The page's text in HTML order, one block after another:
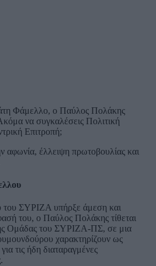
Φάμελλο, ο Παύλος Πολάκης
να συγκαλέσεις Πολιτική
Επιτροπή;
αφωνία, έλλειψη πρωτοβουλίας και
του ΣΥΡΙΖΑ υπήρξε άμεση και
του, ο Παύλος Πολάκης τίθεται
Ομάδας του ΣΥΡΙΖΑ-ΠΣ, σε μια
χαρακτηρίζουν ως
τις ήδη διαταραγμένες